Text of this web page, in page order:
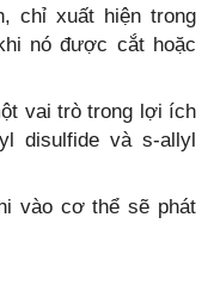
chỉ xuất hiện trong
nó được cắt hoặc
vai trò trong lợi ích
disulfide và s-allyl
vào cơ thể sẽ phát